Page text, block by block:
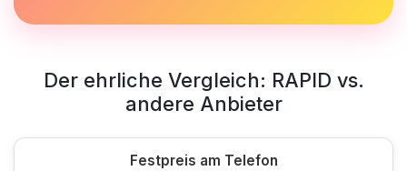
Der ehrliche Vergleich: RAPID vs.
andere Anbieter
Festpreis am Telefon